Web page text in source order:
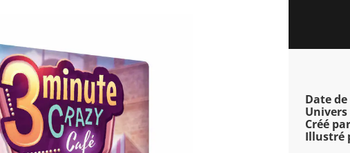
Date
Univers
Créé
Illustré